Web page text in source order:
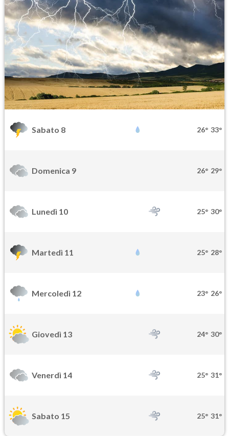
Sabato 8 26° 33°
Domenica 9 26° 29°
Lunedì 10 25° 30°
Martedì 11 25° 28°
Mercoledì 12 23° 26°
Giovedì 13 24° 30°
Venerdì 14 25° 31°
Sabato 15 25° 31°